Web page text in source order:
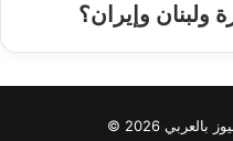
ولبنان وإيران؟
2026 ©